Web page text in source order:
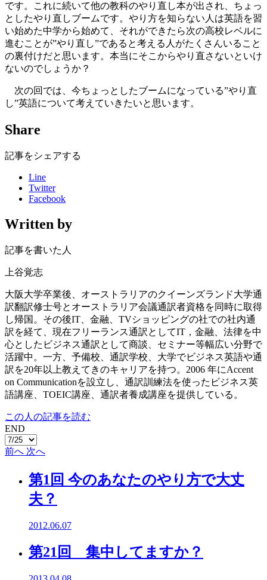
です。これに続いて他の教科のやり直し本が出され、ちょっ
としたやり直しブームです。やり方を知らない人は英語を習
い始めた中学から始めて、それができたら次の高校レベルに
進むことが”やり直し”であると考える人がたくさんいること
の裏付けだと思います。本当にそこからやり直さないといけ
ないのでしょうか？
次の回では、今ちょっとしたブームになっている”やり直
し”英語について考えていきたいと思います。
Share
記事をシェアする
Line
Twitter
Facebook
Written by
記事を書いた人
上谷覚志
大阪大学卒業後、オーストラリアのクイーンズランド大学通
訳翻訳修士号とオーストラリア会議通訳者資格を同時に取得
し帰国。その後IT、金融、TVショッピングの社での社内通
訳を経て、現在フリーランス通訳としてIT，金融、法律を中
心としたビジネス通訳として商談、セミナー等幅広い分野で
活躍中。一方、予備校、通訳学校、大学でビジネス英語や通
訳を20年以上教えてきのキャリアを持つ。2006 年にAccent
on Communicationを設立し、通訳訓練法を使ったビジネス英
語講座、TOEIC講座、通訳者養成講座を提供している。
この人の記事を読む
END
前へ 次へ
第1回 今のあなたのやり方で大丈
夫？
2012.06.07
第21回 集中してますか？